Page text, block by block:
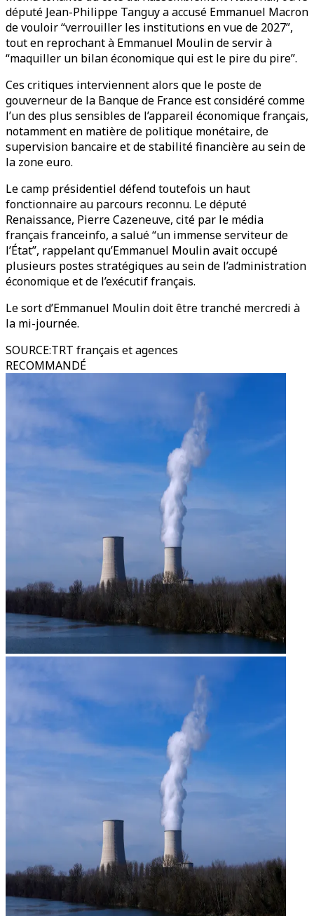
député Jean-Philippe Tanguy a accusé Emmanuel Macron
de vouloir “verrouiller les institutions en vue de 2027”,
tout en reprochant à Emmanuel Moulin de servir à
“maquiller un bilan économique qui est le pire du pire”.
Ces critiques interviennent alors que le poste de
gouverneur de la Banque de France est considéré comme
l’un des plus sensibles de l’appareil économique français,
notamment en matière de politique monétaire, de
supervision bancaire et de stabilité financière au sein de
la zone euro.
Le camp présidentiel défend toutefois un haut
fonctionnaire au parcours reconnu. Le député
Renaissance, Pierre Cazeneuve, cité par le média
français franceinfo, a salué “un immense serviteur de
l’État”, rappelant qu’Emmanuel Moulin avait occupé
plusieurs postes stratégiques au sein de l’administration
économique et de l’exécutif français.
Le sort d’Emmanuel Moulin doit être tranché mercredi à
la mi-journée.
SOURCE:TRT français et agences
RECOMMANDÉ